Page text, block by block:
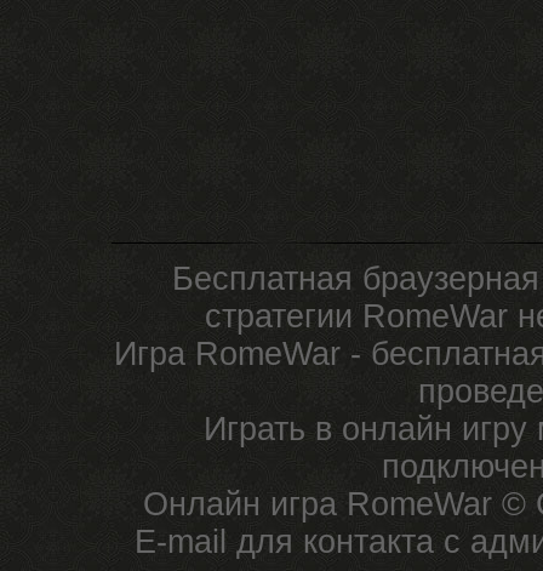
Бесплатная
стратегии RomeWar
Игра RomeWar -
Играть в онлайн
Онлайн игра RomeWar ©
E-mail для контакта с